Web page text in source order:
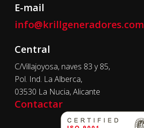
E-mail
info@krillgeneradores.com
Central
C/Villajoyosa, naves 83 y 85,
Pol. Ind. La Alberca,
03530 La Nucia, Alicante
Contactar